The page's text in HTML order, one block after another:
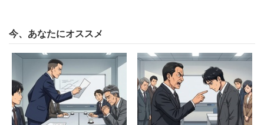
今、あなたにオススメ